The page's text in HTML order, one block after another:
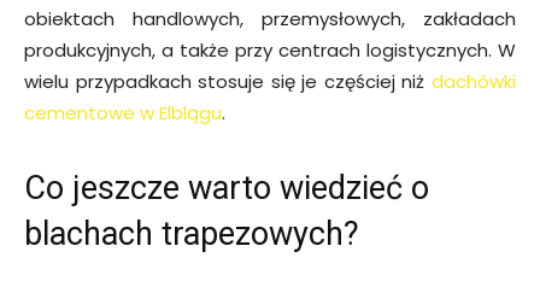
obiektach handlowych, przemysłowych, zakładach
produkcyjnych, a także przy centrach logistycznych. W
wielu przypadkach stosuje się je częściej niż dachówki
cementowe w Elblągu.
Co jeszcze warto wiedzieć o
blachach trapezowych?